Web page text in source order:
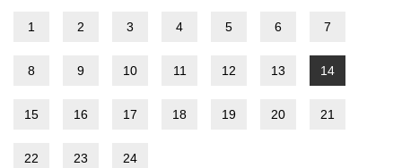
1 2 3 4 5 6 7
8 9 10 11 12 13 14
15 16 17 18 19 20 21
22 23 24